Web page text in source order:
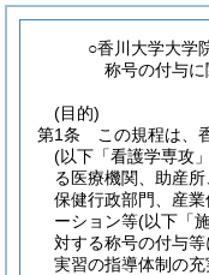
○香川大学大学
称号の付与
(目的)
第1条
この規程は、
(以下「看護学専攻
る医療機関、助産
保健行政部門、産
ーション等(以下「
対する称号の付与
実習の指導体制の充